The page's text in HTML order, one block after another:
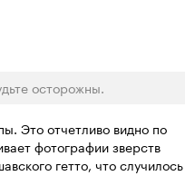
осторожны.
Это отчетливо видно по
фотографии зверств
гетто, что случилось